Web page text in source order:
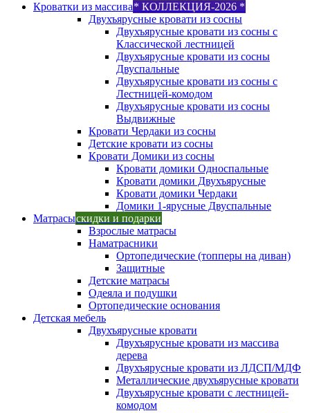
Кроватки из массива* КОЛЛЕКЦИЯ-2026 *
Двухъярусные кровати из сосны
Двухъярусные кровати из сосны с
Классической лестницей
Двухъярусные кровати из сосны
Двуспальные
Двухъярусные кровати из сосны с
Лестницей-комодом
Двухъярусные кровати из сосны
Выдвижные
Кровати Чердаки из сосны
Детские кровати из сосны
Кровати Домики из сосны
Кровати домики Односпальные
Кровати домики Двухъярусные
Кровати домики Чердаки
Домики 1-ярусные Двуспальные
Матрасыскидки и подарки
Взрослые матрасы
Наматрасники
Ортопедические (топперы на диван)
Защитные
Детские матрасы
Одеяла и подушки
Ортопедические основания
Детская мебель
Двухъярусные кровати
Двухъярусные кровати из массива
дерева
Двухъярусные кровати из ЛДСП/МДФ
Металлические двухъярусные кровати
Двухъярусные кровати с лестницей-
комодом